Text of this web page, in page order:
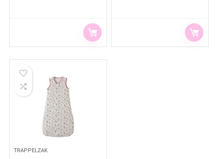
TRAPPELZAK